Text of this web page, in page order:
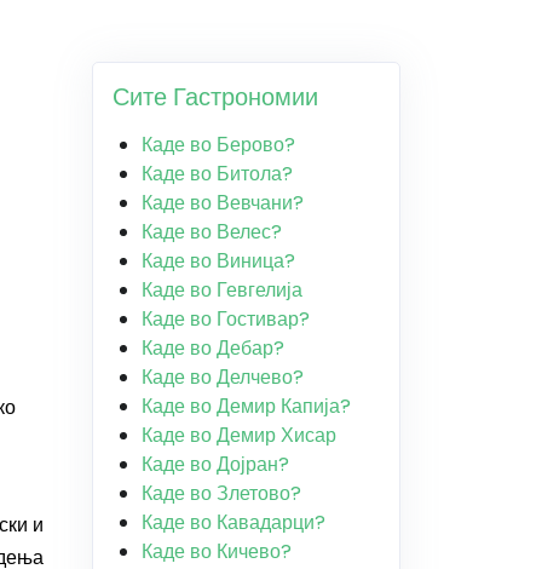
и
Сите Гастрономии
Каде во Берово?
Каде во Битола?
Каде во Вевчани?
Каде во Велес?
Каде во Виница?
Каде во Гевгелија
Каде во Гостивар?
Каде во Дебар?
Каде во Делчево?
Каде во Демир Капија?
Каде во Демир Хисар
Каде во Дојран?
Каде во Злетово?
Каде во Кавадарци?
Каде во Кичево?